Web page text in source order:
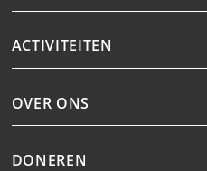
ACTIVITEITEN
OVER ONS
DONEREN